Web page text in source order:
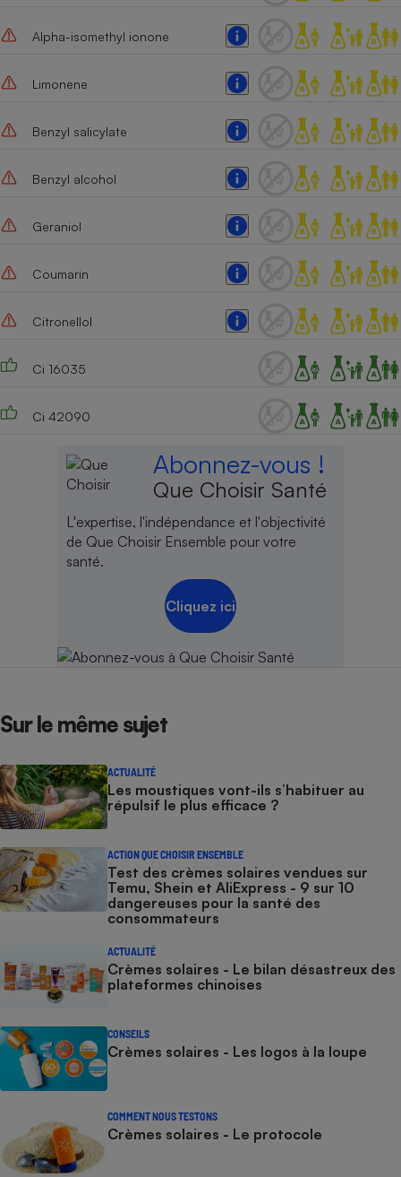
Alpha-isomethyl ionone
Limonene
Benzyl salicylate
Benzyl alcohol
Geraniol
Coumarin
Citronellol
Ci 16035
Ci 42090
Abonnez-vous !
Que Choisir Santé
L'expertise, l'indépendance et l'objectivité
de Que Choisir Ensemble pour votre
santé.
Cliquez ici
Sur le même sujet
ACTUALITÉ
Les moustiques vont-ils s’habituer au
répulsif le plus efficace ?
ACTION QUE CHOISIR ENSEMBLE
Test des crèmes solaires vendues sur
Temu, Shein et AliExpress - 9 sur 10
dangereuses pour la santé des
consommateurs
ACTUALITÉ
Crèmes solaires - Le bilan désastreux des
plateformes chinoises
CONSEILS
Crèmes solaires - Les logos à la loupe
COMMENT NOUS TESTONS
Crèmes solaires - Le protocole